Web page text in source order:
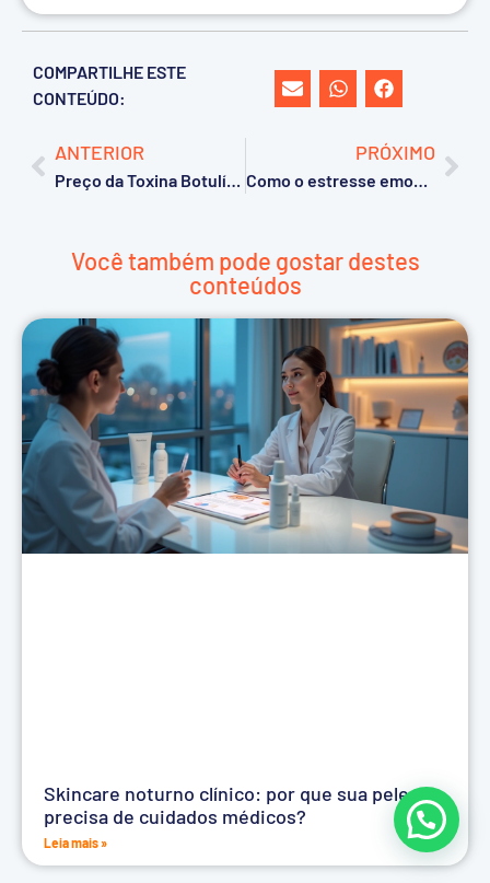
COMPARTILHE ESTE
CONTEÚDO:
ANTERIOR
Preço da Toxina Botulínica em 2026: quanto custa o tratamento e quais são as principais marcas?
PRÓXIMO
Como o estresse emocional afeta a pele e como evitar danos
Você também pode gostar destes
conteúdos
Skincare noturno clínico: por que sua pele
precisa de cuidados médicos?
Leia mais »